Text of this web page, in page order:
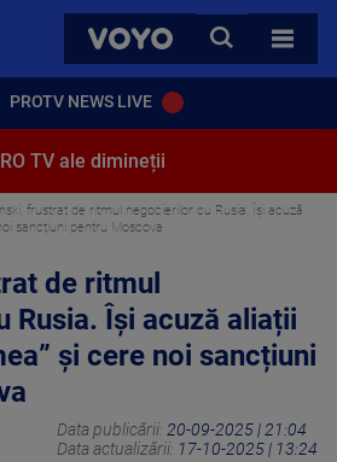
VOYO
CAUTA
TOATE
PROTV NEWS LIVE
TV ale dimineții
frustrat de ritmul negocierilor cu Rusia. Își acuză
sancțiuni pentru Moscova
de ritmul
Rusia. Își acuză aliații
și cere noi sancțiuni
Data publicării: 20-09-2025 | 21:04
Data actualizării: 17-10-2025 | 13:24